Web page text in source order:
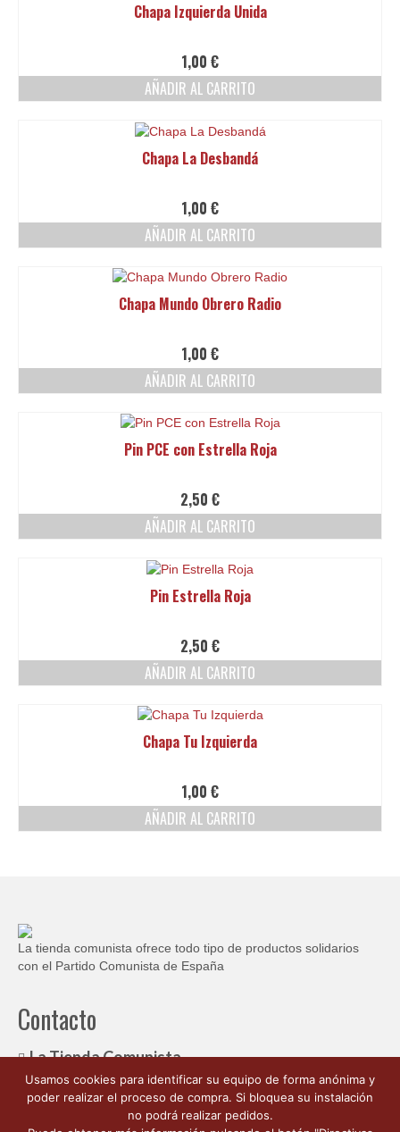
Chapa Izquierda Unida
1,00 €
AÑADIR AL CARRITO
Chapa La Desbandá
1,00 €
AÑADIR AL CARRITO
Chapa Mundo Obrero Radio
1,00 €
AÑADIR AL CARRITO
Pin PCE con Estrella Roja
2,50 €
AÑADIR AL CARRITO
Pin Estrella Roja
2,50 €
AÑADIR AL CARRITO
Chapa Tu Izquierda
1,00 €
AÑADIR AL CARRITO
La tienda comunista ofrece todo tipo de productos solidarios
con el Partido Comunista de España
Contacto
La Tienda Comunista
c/ Ambrosio de Morales, 1
Córdoba España 14003
662 176 563
Usamos cookies para identificar su equipo de forma anónima y
poder realizar el proceso de compra. Si bloquea su instalación
no podrá realizar pedidos.